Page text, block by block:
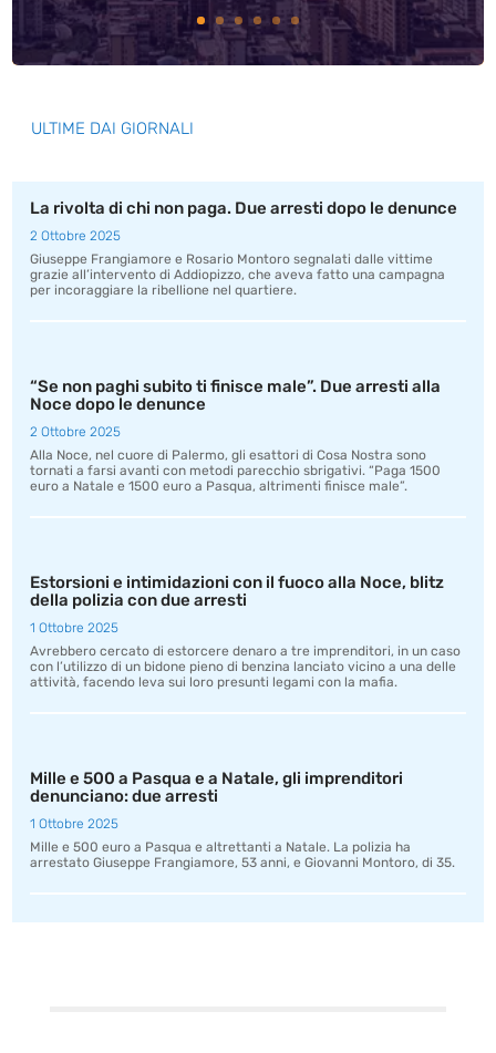
ULTIME DAI GIORNALI
La rivolta di chi non paga. Due arresti dopo le denunce
2 Ottobre 2025
Giuseppe Frangiamore e Rosario Montoro segnalati dalle vittime
grazie all’intervento di Addiopizzo, che aveva fatto una campagna
per incoraggiare la ribellione nel quartiere.
“Se non paghi subito ti finisce male”. Due arresti alla
Noce dopo le denunce
2 Ottobre 2025
Alla Noce, nel cuore di Palermo, gli esattori di Cosa Nostra sono
tornati a farsi avanti con metodi parecchio sbrigativi. “Paga 1500
euro a Natale e 1500 euro a Pasqua, altrimenti finisce male”.
Estorsioni e intimidazioni con il fuoco alla Noce, blitz
della polizia con due arresti
1 Ottobre 2025
Avrebbero cercato di estorcere denaro a tre imprenditori, in un caso
con l’utilizzo di un bidone pieno di benzina lanciato vicino a una delle
attività, facendo leva sui loro presunti legami con la mafia.
Mille e 500 a Pasqua e a Natale, gli imprenditori
denunciano: due arresti
1 Ottobre 2025
Mille e 500 euro a Pasqua e altrettanti a Natale. La polizia ha
arrestato Giuseppe Frangiamore, 53 anni, e Giovanni Montoro, di 35.